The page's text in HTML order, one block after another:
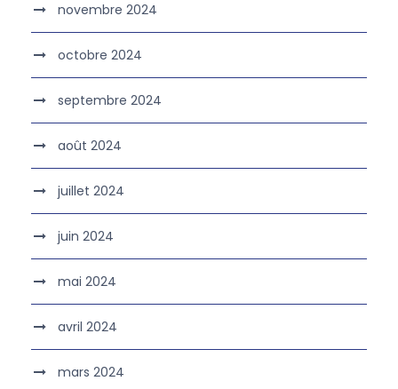
novembre 2024
octobre 2024
septembre 2024
août 2024
juillet 2024
juin 2024
mai 2024
avril 2024
mars 2024